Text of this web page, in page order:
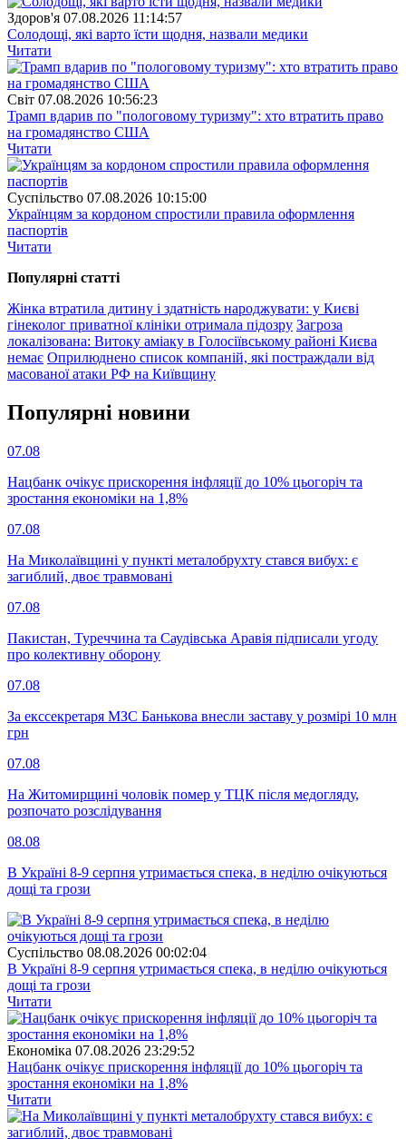
Здоров'я 07.08.2026 11:14:57
Солодощі, які варто їсти щодня, назвали медики
Читати
Свiт 07.08.2026 10:56:23
Трамп вдарив по "пологовому туризму": хто втратить право
на громадянство США
Читати
Суспiльство 07.08.2026 10:15:00
Українцям за кордоном спростили правила оформлення
паспортів
Читати
Популярнi статтi
Жінка втратила дитину і здатність народжувати: у Києві
гінеколог приватної клініки отримала підозру Загроза
локалізована: Витоку аміаку в Голосіївському районі Києва
немає Оприлюднено список компаній, які постраждали від
масованої атаки РФ на Київщину
Популярнi новини
07.08
Нацбанк очікує прискорення інфляції до 10% цьогоріч та
зростання економіки на 1,8%
07.08
На Миколаївщині у пункті металобрухту стався вибух: є
загиблий, двоє травмовані
07.08
Пакистан, Туреччина та Саудівська Аравія підписали угоду
про колективну оборону
07.08
За екссекретаря МЗС Банькова внесли заставу у розмірі 10 млн
грн
07.08
На Житомирщині чоловік помер у ТЦК після медогляду,
розпочато розслідування
08.08
В Україні 8-9 серпня утримається спека, в неділю очікуються
дощі та грози
Суспiльство 08.08.2026 00:02:04
В Україні 8-9 серпня утримається спека, в неділю очікуються
дощі та грози
Читати
Економіка 07.08.2026 23:29:52
Нацбанк очікує прискорення інфляції до 10% цьогоріч та
зростання економіки на 1,8%
Читати